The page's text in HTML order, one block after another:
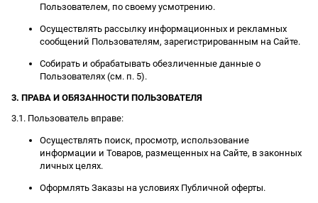
Пользователем, по своему усмотрению.
Осуществлять рассылку информационных и рекламных
сообщений Пользователям, зарегистрированным на Сайте.
Собирать и обрабатывать обезличенные данные о
Пользователях (см. п. 5).
3. ПРАВА И ОБЯЗАННОСТИ ПОЛЬЗОВАТЕЛЯ
3.1. Пользователь вправе:
Осуществлять поиск, просмотр, использование
информации и Товаров, размещенных на Сайте, в законных
личных целях.
Оформлять Заказы на условиях Публичной оферты.